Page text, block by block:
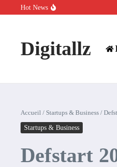
Aller au contenu
Hot News
Comment l’IA
Digitallz
Accueil / Startups & Business /
Startups & Business
Defstart